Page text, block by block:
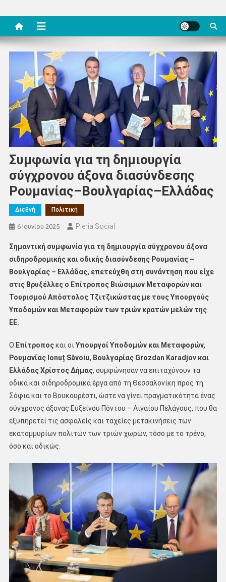
Συμφωνία για τη δημιουργία
σύγχρονου άξονα διασύνδεσης
Ρουμανίας–Βουλγαρίας–Ελλάδας
Διεθνή Πολιτική
6 Ιουνίου 2025 Pieria Social
Σημαντική συμφωνία για τη δημιουργία σύγχρονου άξονα
σιδηροδρομικής και οδικής διασύνδεσης Ρουμανίας –
Βουλγαρίας – Ελλάδας, επετεύχθη στη συνάντηση που είχε
στις Βρυξέλλες ο Επίτροπος Βιώσιμων Μεταφορών και
Τουρισμού Απόστολος Τζιτζικώστας με τους Υπουργούς
Υποδομών και Μεταφορών των τριών κρατών μελών της
ΕΕ.
Ο Επίτροποςκαι οι Υπουργοί Υποδομών και Μεταφορών,
Ρουμανίας Ionuț Săvoiu, Βουλγαρίας Grozdan Karadjov και
Ελλάδας Χρίστος Δήμας, συμφώνησαν να επιταχύνουν τα
οδικά και σιδηροδρομικά έργα από τη Θεσσαλονίκη προς τη
Σόφια και το Βουκουρέστι, ώστε να γίνει πραγματικότητα ένας
σύγχρονος άξονας Ευξείνου Πόντου – Αιγαίου Πελάγους, που θα
εξυπηρετεί τις ασφαλείς και ταχείες μετακινήσεις των
εκατομμυρίων πολιτών των τριών χωρών, τόσο με το τρένο,
όσο και οδικώς.